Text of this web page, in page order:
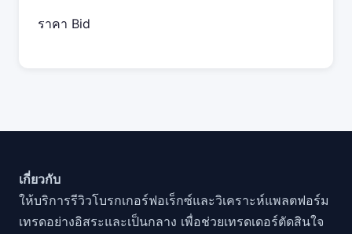
ราคา Bid
เกี่ยวกับ
ให้บริการรีวิวโบรกเกอร์ฟอเร็กซ์และวิเคราะห์แพลตฟอร์ม
เทรดอย่างอิสระและเป็นกลาง เพื่อช่วยเทรดเดอร์ตัดสินใจ